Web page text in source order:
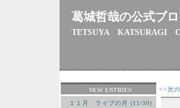
葛城哲哉の公式ブ
TETSUYA KATSURAGI
NEW ENTRIES
１１月 ライブの月 (11/30)
<<次